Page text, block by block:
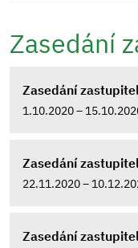
Zasedání
Zasedání
1.10.2020 –
Zasedání
22.11.2020 –
Zasedání